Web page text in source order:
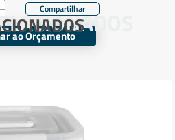
ao Orçamento